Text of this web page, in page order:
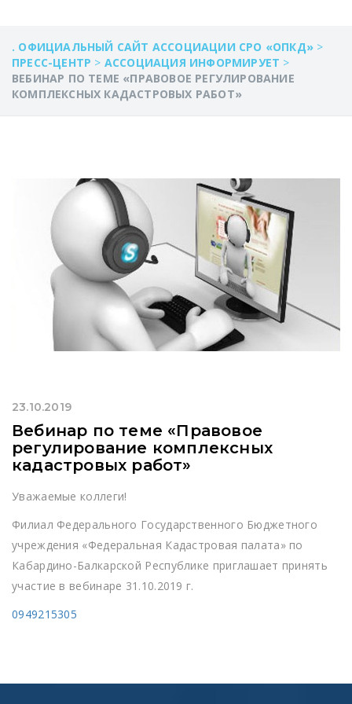
. ОФИЦИАЛЬНЫЙ САЙТ АССОЦИАЦИИ СРО «ОПКД» >
ПРЕСС-ЦЕНТР > АССОЦИАЦИЯ ИНФОРМИРУЕТ >
ВЕБИНАР ПО ТЕМЕ «ПРАВОВОЕ РЕГУЛИРОВАНИЕ
КОМПЛЕКСНЫХ КАДАСТРОВЫХ РАБОТ»
23.10.2019
Вебинар по теме «Правовое
регулирование комплексных
кадастровых работ»
Уважаемые коллеги!
Филиал Федерального Государственного Бюджетного
учреждения «Федеральная Кадастровая палата» по
Кабардино-Балкарской Республике приглашает принять
участие в вебинаре 31.10.2019 г.
0949215305